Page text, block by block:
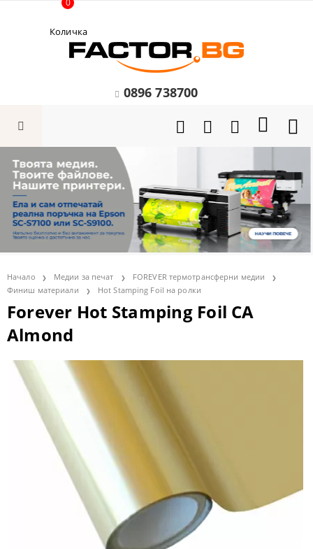
Количка
0
0896 738700
Начало Медии за печат
FOREVER термотрансферни медии
Финиш материали
Hot Stamping Foil на ролки
Forever Hot Stamping Foil CA
Almond